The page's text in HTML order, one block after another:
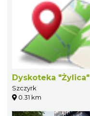
Dyskoteka "Żylica"
Szczyrk
0.31 km